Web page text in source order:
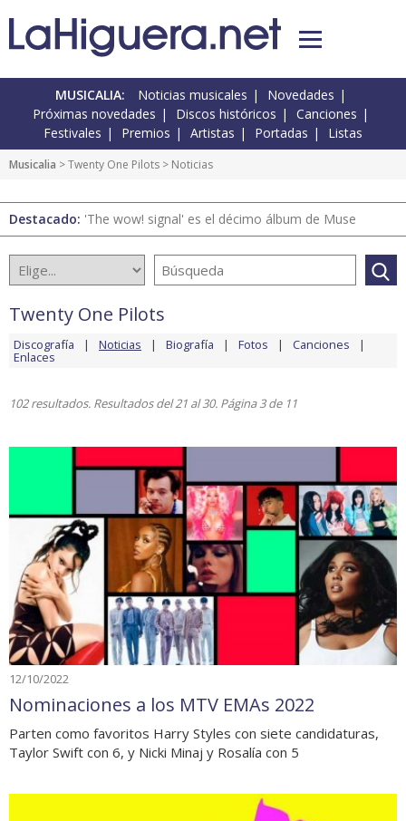
MUSICALIA: Noticias musicales
Novedades
Próximas novedades
Discos históricos
Canciones
Festivales
Premios Artistas Portadas Listas
Musicalia >Twenty One Pilots > Noticias
Destacado: 'The wow! signal' es el décimo álbum de Muse
Twenty One Pilots
Discografía Noticias Biografía Fotos Canciones
Enlaces
102 resultados. Resultados del 21 al 30. Página 3 de 11
12/10/2022
Nominaciones a los MTV EMAs 2022
Parten como favoritos Harry Styles con siete candidaturas,
Taylor Swift con 6, y Nicki Minaj y Rosalía con 5